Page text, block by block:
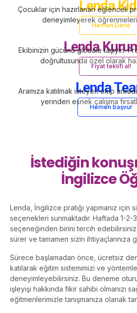
Lenda
Çocuklar için hazırlanan eğlenceli
deneyimleyerek
Hemen Dene
Lenda
Ekibinizin gücünü globale taşıyın.
doğrultusunda özel olarak
Fiyat teklifi al!
Lenda
Aramıza katılmak isteyen ekip
yerinden esnek çalışma
Hemen başvur
İstediğin
İngilizce
Lenda, İngilizce pratiği yapmanız için
seçenekleri sunmaktadır. Haftada 1-2-
seçeneğinden birini tercih
sürer ve tamamen sizin ihtiyaçlarınıza
Sürece başlamadan önce, ücretsiz
katılarak eğitim sistemimizi ve
deneyimleyebilirsiniz. Bu deneme
işleyişi hakkında fikir sahibi olmanızı
eğitmenlerimizle tanışmanıza olanak